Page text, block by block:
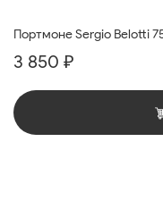
Портмоне Sergio Belotti
3 850 ₽